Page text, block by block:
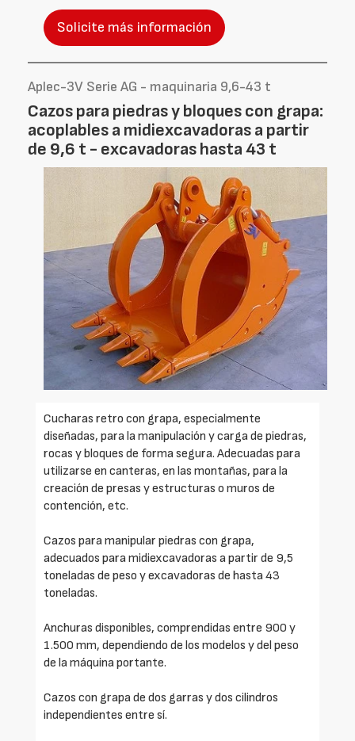
Solicite más información
Aplec-3V Serie AG - maquinaria 9,6-43 t
Cazos para piedras y bloques con grapa:
acoplables a midiexcavadoras a partir
de 9,6 t - excavadoras hasta 43 t
Cucharas retro con grapa, especialmente
diseñadas, para la manipulación y carga de piedras,
rocas y bloques de forma segura. Adecuadas para
utilizarse en canteras, en las montañas, para la
creación de presas y estructuras o muros de
contención, etc.
Cazos para manipular piedras con grapa,
adecuados para midiexcavadoras a partir de 9,5
toneladas de peso y excavadoras de hasta 43
toneladas.
Anchuras disponibles, comprendidas entre 900 y
1.500 mm, dependiendo de los modelos y del peso
de la máquina portante.
Cazos con grapa de dos garras y dos cilindros
independientes entre sí.